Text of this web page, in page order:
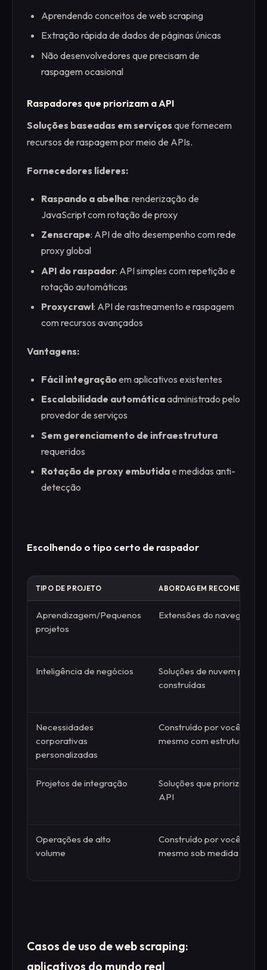
Aprendendo conceitos de web scraping
Extração rápida de dados de páginas únicas
Não desenvolvedores que precisam de
raspagem ocasional
Raspadores que priorizam a API
Soluções baseadas em serviços que fornecem
recursos de raspagem por meio de APIs.
Fornecedores líderes:
Raspando a abelha: renderização de
JavaScript com rotação de proxy
Zenscrape: API de alto desempenho com rede
proxy global
API do raspador: API simples com repetição e
rotação automáticas
Proxycrawl: API de rastreamento e raspagem
com recursos avançados
Vantagens:
Fácil integraçãoem aplicativos existentes
Escalabilidade automáticaadministrado pelo
provedor de serviços
Sem gerenciamento de infraestrutura
requeridos
Rotação de proxy embutidae medidas anti-
detecção
Escolhendo o tipo certo de raspador
TIPO DE PROJETO ABORDAGEM RECOMENDADA
Aprendizagem/Pequenos
projetos
Extensões do navegador
Inteligência de negócios
Soluções de nuvem pré-
construídas
Necessidades
corporativas
personalizadas
Construído por você
mesmo com estruturas
Projetos de integração
Soluções que priorizam a
API
Operações de alto
volume
Construído por você
mesmo sob medida
Casos de uso de web scraping:
aplicativos do mundo real